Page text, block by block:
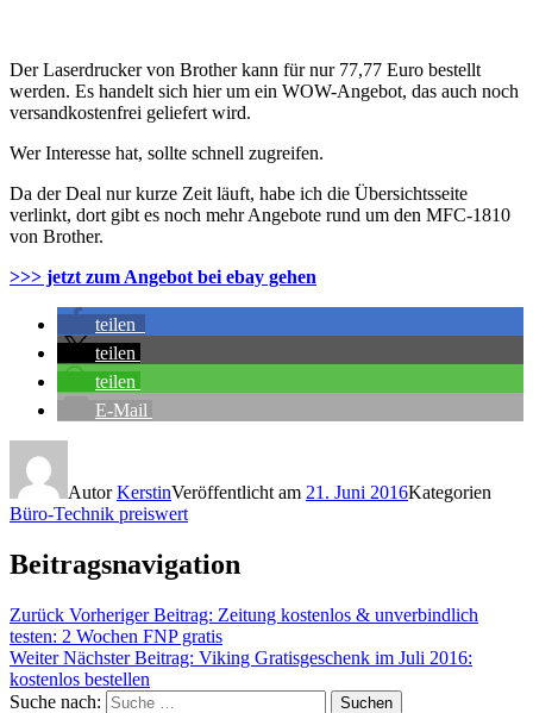
Der Laserdrucker von Brother kann für nur 77,77 Euro bestellt
werden. Es handelt sich hier um ein WOW-Angebot, das auch noch
versandkostenfrei geliefert wird.
Wer Interesse hat, sollte schnell zugreifen.
Da der Deal nur kurze Zeit läuft, habe ich die Übersichtsseite
verlinkt, dort gibt es noch mehr Angebote rund um den MFC-1810
von Brother.
>>> jetzt zum Angebot bei ebay gehen
teilen
teilen
teilen
E-Mail
AutorKerstinVeröffentlicht am 21. Juni 2016Kategorien
Büro-Technik preiswert
Beitragsnavigation
Zurück Vorheriger Beitrag: Zeitung kostenlos & unverbindlich
testen: 2 Wochen FNP gratis
Weiter Nächster Beitrag: Viking Gratisgeschenk im Juli 2016:
kostenlos bestellen
Suche nach:
Suchen